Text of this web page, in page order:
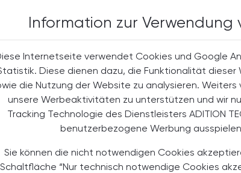
Information zur Verwendung
Internetseite verwendet Cookies und Google
Diese dienen dazu, die Funktionalität dieser
die Nutzung der Website zu analysieren. Weiters
unsere Werbeaktivitäten zu unterstützen und wir
Tracking Technologie des Dienstleisters ADITION
benutzerbezogene Werbung
Sie können die nicht notwendigen Cookies
Schaltfläche “Nur technisch notwendige Cookies
Kompendium, Innsbruck
Landesapotheke Salzburg
finden Sie hier!